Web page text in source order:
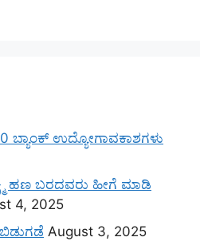
ಬ್ಯಾಂಕ್ ಉದ್ಯೋಗಾವಕಾಶಗಳು
ಹಣ ಬರದವರು ಹೀಗೆ ಮಾಡಿ
4, 2025
August 3, 2025